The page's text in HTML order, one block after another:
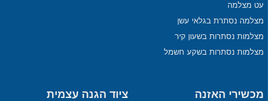
עט מצלמה
מצלמה נסתרת בגלאי עשן
מצלמות נסתרות בשעון קיר
מצלמות נסתרות בשקע חשמל
מכשירי האזנה ציוד הגנה עצמית